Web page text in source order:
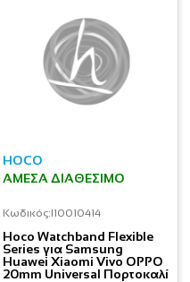
HOCO
ΆΜΕΣΑ ΔΙΑΘΈΣΙΜΟ
Κωδικός:I10010414
Hoco Watchband Flexible
Series για Samsung
Huawei Xiaomi Vivo OPPO
20mm Universal Πορτοκαλί